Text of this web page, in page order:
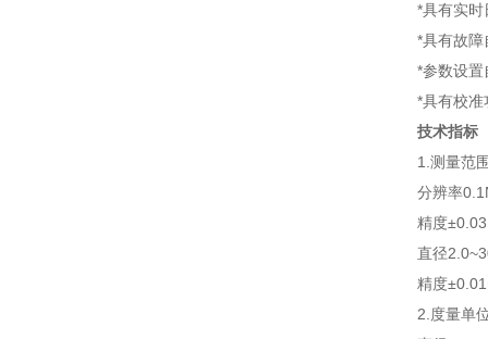
*具有实时日
*具有故障自
*参数设置
*具有校准
技术指标
1.测量范围
分辨率
精度
直径
精度
2.度量单位